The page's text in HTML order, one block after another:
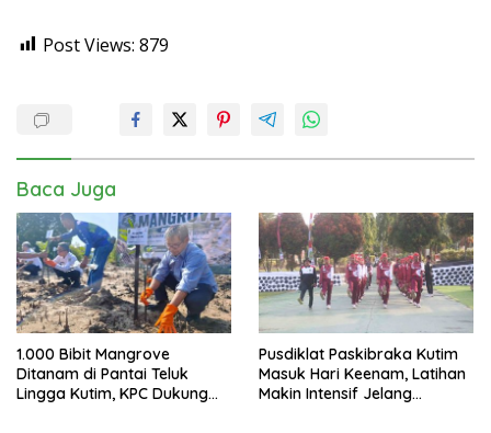
Post Views: 879
Baca Juga
1.000 Bibit Mangrove
Ditanam di Pantai Teluk
Lingga Kutim, KPC Dukung
Pusdiklat Paskibraka Kutim
Masuk Hari Keenam, Latihan
Makin Intensif Jelang